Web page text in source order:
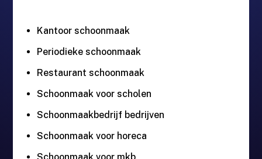
Kantoor schoonmaak
Periodieke schoonmaak
Restaurant schoonmaak
Schoonmaak voor scholen
Schoonmaakbedrijf bedrijven
Schoonmaak voor horeca